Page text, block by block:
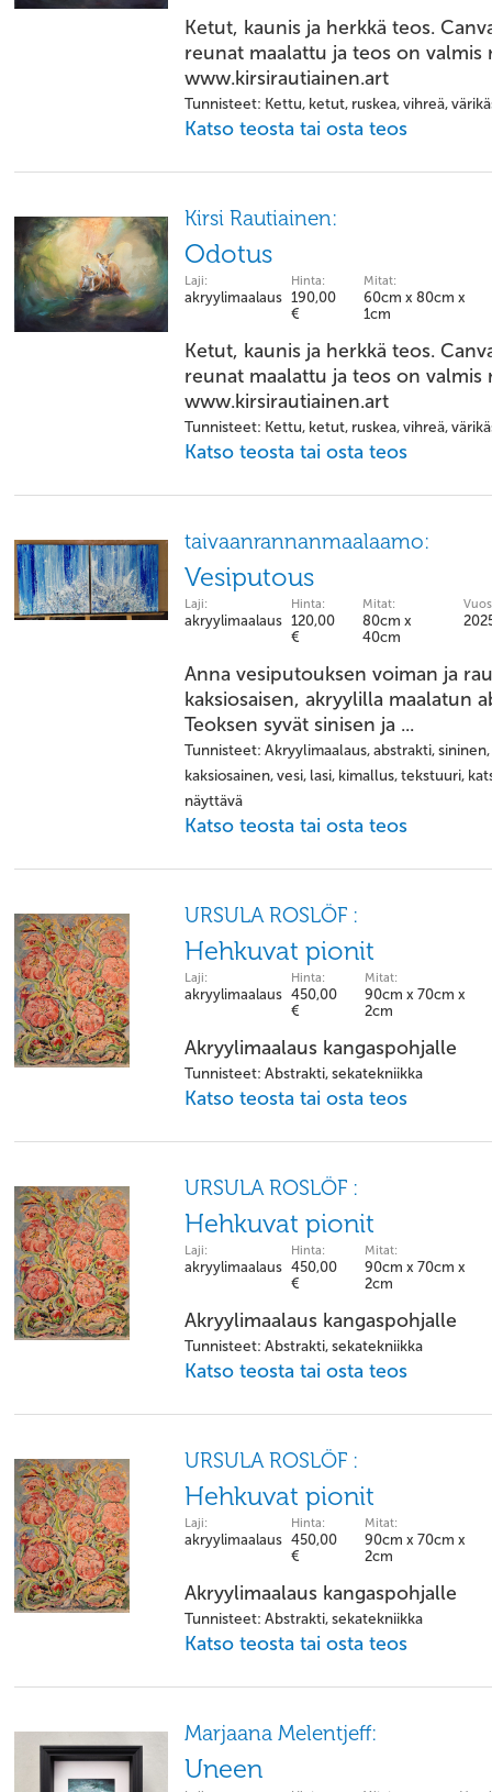
Ketut, kaunis ja herkkä teos.
reunat maalattu ja teos on valmis
www.kirsirautiainen.art
Tunnisteet: Kettu, ketut, ruskea, vihreä,
Katso teosta tai osta teos
Kirsi Rautiainen:
Odotus
Laji:
akryylimaalaus
Hinta:
190,00
€
Mitat:
60cm x 80cm x
1cm
Ketut, kaunis ja herkkä teos.
reunat maalattu ja teos on valmis
www.kirsirautiainen.art
Tunnisteet: Kettu, ketut, ruskea, vihreä,
Katso teosta tai osta teos
taivaanrannanmaalaamo:
Vesiputous
Laji:
akryylimaalaus
Hinta:
120,00
€
Mitat:
80cm x
40cm
Anna vesiputouksen voiman ja
kaksiosaisen, akryylilla maalatun
Teoksen syvät sinisen ja ...
Tunnisteet: Akryylimaalaus, abstrakti,
kaksiosainen, vesi, lasi, kimallus, tekstuuri,
näyttävä
Katso teosta tai osta teos
URSULA ROSLÖF :
Hehkuvat pionit
Laji:
akryylimaalaus
Hinta:
450,00
€
Mitat:
90cm x 70cm x
2cm
Akryylimaalaus kangaspohjalle
Tunnisteet: Abstrakti, sekatekniikka
Katso teosta tai osta teos
URSULA ROSLÖF :
Hehkuvat pionit
Laji:
akryylimaalaus
Hinta:
450,00
€
Mitat:
90cm x 70cm x
2cm
Akryylimaalaus kangaspohjalle
Tunnisteet: Abstrakti, sekatekniikka
Katso teosta tai osta teos
URSULA ROSLÖF :
Hehkuvat pionit
Laji:
akryylimaalaus
Hinta:
450,00
€
Mitat:
90cm x 70cm x
2cm
Akryylimaalaus kangaspohjalle
Tunnisteet: Abstrakti, sekatekniikka
Katso teosta tai osta teos
Marjaana Melentjeff:
Uneen